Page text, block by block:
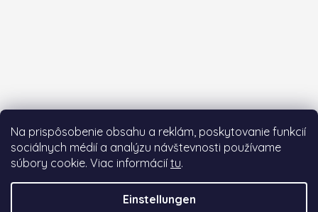
Na prispôsobenie obsahu a reklám, poskytovanie funkcií
sociálnych médií a analýzu návštevnosti používame
súbory cookie. Viac informácií tu.
Einstellungen
Auf Instagram folgen